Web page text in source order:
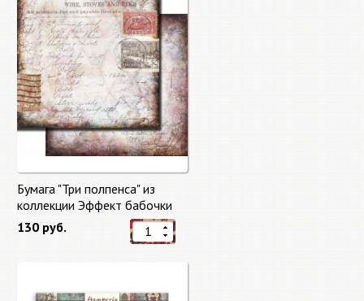
Бумага "Три полпенса" из
коллекции Эффект бабочки
"Butterfly Effect"
130 руб.